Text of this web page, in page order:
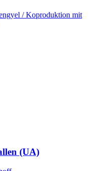
/ Koproduktion mit
(UA)